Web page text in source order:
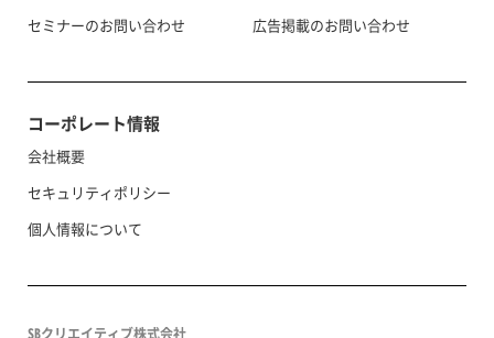
セミナーのお問い合わせ
広告掲載のお問い合わせ
コーポレート情報
会社概要
セキュリティポリシー
個人情報について
SBクリエイティブ株式会社